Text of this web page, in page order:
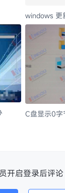
windows 更
改”无法进
C盘显示0字
开启登录后评论